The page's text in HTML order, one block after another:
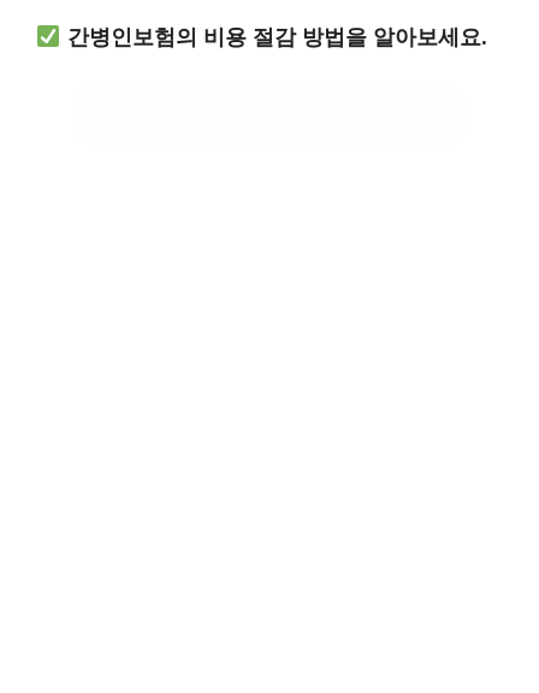
간병인보험의 비용 절감 방법을 알아보세요.